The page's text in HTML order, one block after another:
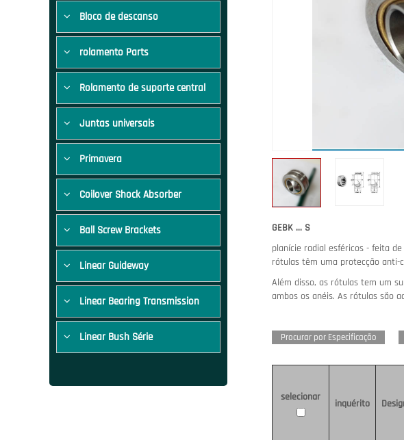
Bloco de descanso
rolamento Parts
Rolamento de suporte central
Juntas universais
Primavera
Coilover Shock Absorber
Ball Screw Brackets
Linear Guideway
Linear Bearing Transmission
Linear Bush Série
GEBK ... S
planície radial esféricos - feita
rótulas têm uma protecção anti-
Além disso, as rótulas tem um
ambos os anéis. As rótulas são
Procurar por Especificação
selecionar
inquérito